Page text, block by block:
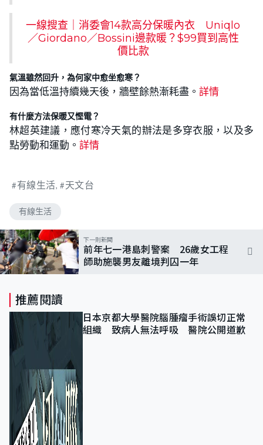
一線搜查｜消委會14款高分保暖內衣 Uniqlo
／Giordano／Bossini邊款暖？$99買到高性
價比款
氣溫雖然回升，為何家中愈坐愈寒？
因為當低溫持續幾天後，牆壁餘熱漸耗盡。 詳情
有什麼方法保暖又慳電？
林超英建議，應付寒冷天氣的辦法是多穿衣服，以及多
點勞動和運動。 詳情
有線生活 天文台
有線生活
下一則新聞
前年七一港島刺警案 26歲女工程
師助施襲男友離境判囚一年
推薦閱讀
日本京都大學醫院腦腫瘤手術誤切正常
組織 致病人無法呼吸 醫院公開道歉